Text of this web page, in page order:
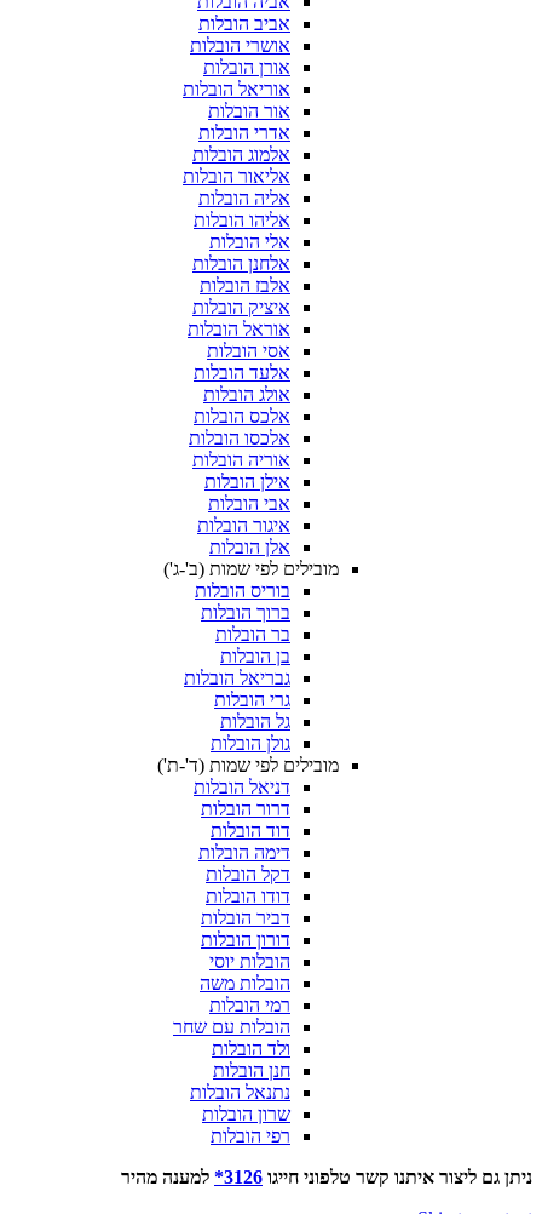
אביב הובלות
אושרי הובלות
אורן הובלות
אוריאל הובלות
אור הובלות
אדרי הובלות
אלמוג הובלות
אליאור הובלות
אליה הובלות
אליהו הובלות
אלי הובלות
אלחנן הובלות
אלבז הובלות
איציק הובלות
אוראל הובלות
אסי הובלות
אלעד הובלות
אולג הובלות
אלכס הובלות
אלכסו הובלות
אוריה הובלות
אילן הובלות
אבי הובלות
איגור הובלות
אלן הובלות
מובילים לפי שמות (ב'-ג')
בוריס הובלות
ברוך הובלות
בר הובלות
בן הובלות
גבריאל הובלות
גרי הובלות
גל הובלות
גולן הובלות
מובילים לפי שמות (ד'-ת')
דניאל הובלות
דרור הובלות
דוד הובלות
דימה הובלות
דקל הובלות
דודו הובלות
דביר הובלות
דורון הובלות
הובלות יוסי
הובלות משה
רמי הובלות
הובלות עם שחר
ולד הובלות
חנן הובלות
נתנאל הובלות
שרון הובלות
רפי הובלות
ניתן גם ליצור איתנו קשר טלפוני חייגו 3126*
למענה מהיר